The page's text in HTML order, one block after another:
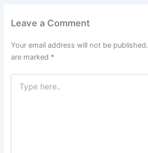
Leave a Comment
Your email address will not be published.
are marked *
here..